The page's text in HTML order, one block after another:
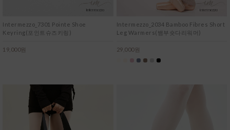
Intermezzo_7301 Pointe Shoe
Keyring(포인트슈즈키링)
19,000원
Intermezzo_2034 Bamboo Fibres Short
Leg Warmers(뱀부숏다리워머)
29,000원